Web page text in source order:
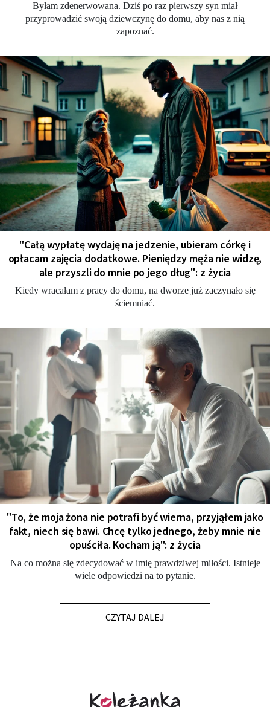
Byłam zdenerwowana. Dziś po raz pierwszy syn miał
przyprowadzić swoją dziewczynę do domu, aby nas z nią
zapoznać.
"Całą wypłatę wydaję na jedzenie, ubieram córkę i
opłacam zajęcia dodatkowe. Pieniędzy męża nie widzę,
ale przyszli do mnie po jego dług": z życia
Kiedy wracałam z pracy do domu, na dworze już zaczynało się
ściemniać.
"To, że moja żona nie potrafi być wierna, przyjąłem jako
fakt, niech się bawi. Chcę tylko jednego, żeby mnie nie
opuściła. Kocham ją": z życia
Na co można się zdecydować w imię prawdziwej miłości. Istnieje
wiele odpowiedzi na to pytanie.
CZYTAJ DALEJ